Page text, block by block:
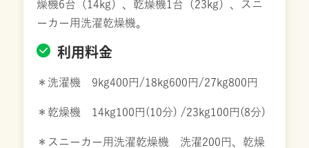
燥機6台（14kg）、乾燥機1台（23kg）、スニ
ーカー用洗濯乾燥機。
利用料金
＊洗濯機 9kg400円/18kg600円/27kg800円
＊乾燥機 14kg100円(10分) /23kg100円(8分)
＊スニーカー用洗濯乾燥機 洗濯200円、乾燥